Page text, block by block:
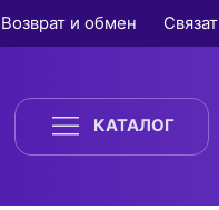
Возврат и обмен
КАТАЛОГ